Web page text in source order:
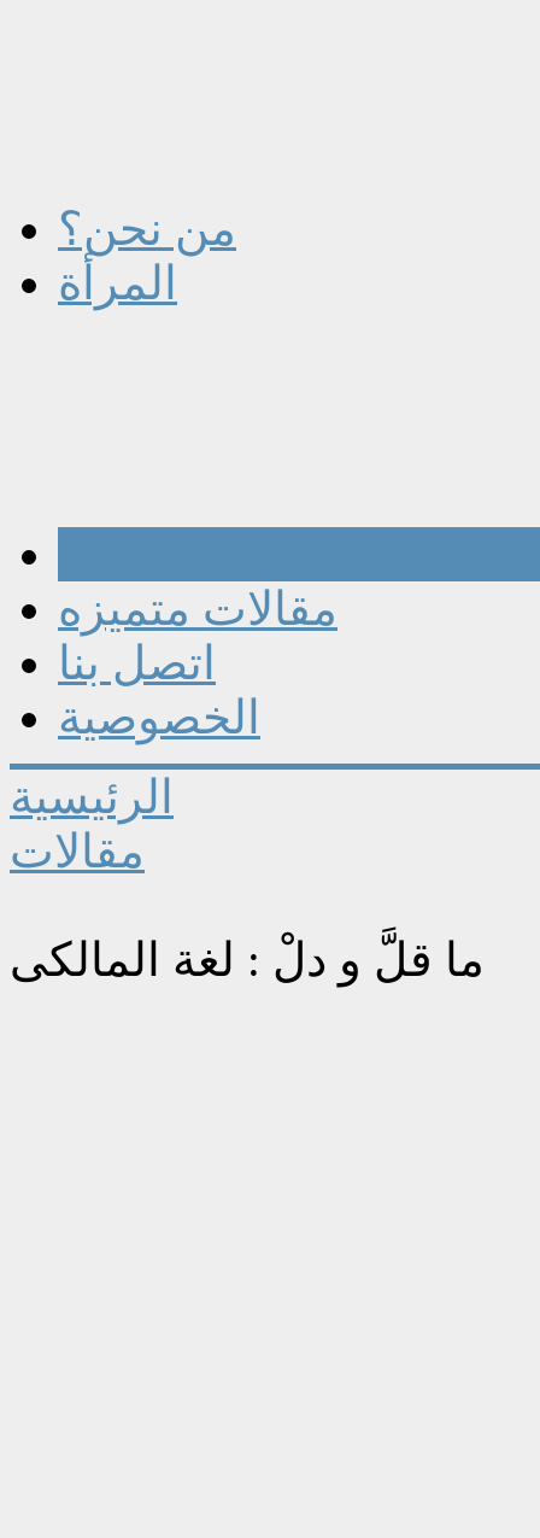
من نحن؟
المرأة
مقالات متميزه
اتصل بنا
الخصوصية
الرئيسية
مقالات
ما قلَّ و دلْ : لغة المالكى